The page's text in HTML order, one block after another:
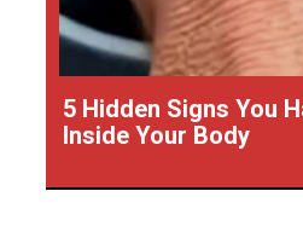
5 Hidden Signs You
Inside Your Body